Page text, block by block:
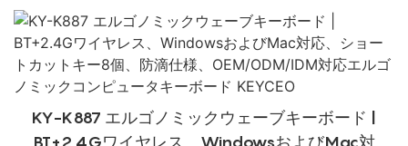
KY-K887 エルゴノミックウェーブキーボード |
BT+2.4Gワイヤレス、WindowsおよびMac対